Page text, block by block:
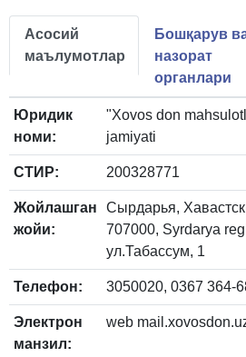
Асосий
маълумотлар
Бошқарув
назорат
органлари
Юридик
номи:
"Xovos don
jamiyati
СТИР: 200328771
Жойлашган
жойи:
Сырдарья,
707000, Syrdarya
ул.Табассум, 1
Телефон: 3050020, 0367 364-
Электрон
манзил:
web